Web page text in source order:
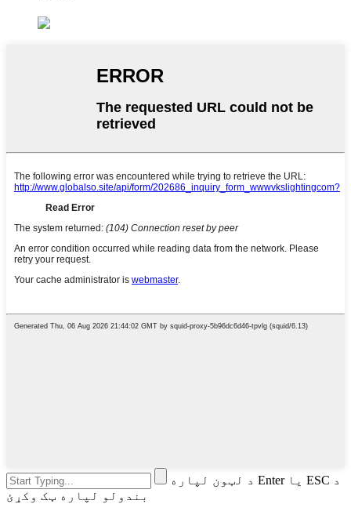
د لټون لپاره Enter یا ESC د
بندولو لپاره ټک وکړئ